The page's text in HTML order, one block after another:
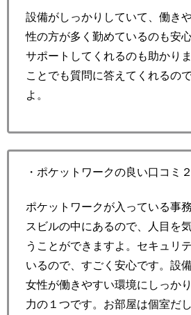
設備がしっかりしていて、働き
性の方が多く勤めているのも安
サポートしてくれるのも助かり
ことでも質問に答えてくれるの
よ。
・ポケットワークの良い口コミ２
ポケットワークが入っている事
スビルの中にあるので、人目を
うことができますよ。セキュリ
いるので、すごく安心です。設
女性が働きやすい環境にしっか
力の１つです。お部屋は個室だ